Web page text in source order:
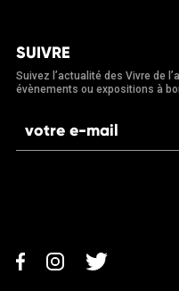
SUIVRE
Suivez l’actualité des Vivre de
évènements ou expositions à